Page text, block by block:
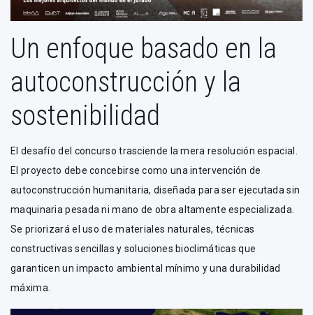
Un enfoque basado en la
autoconstrucción y la
sostenibilidad
El desafío del concurso trasciende la mera resolución espacial.
El proyecto debe concebirse como una intervención de
autoconstrucción humanitaria, diseñada para ser ejecutada sin
maquinaria pesada ni mano de obra altamente especializada.
Se priorizará el uso de materiales naturales, técnicas
constructivas sencillas y soluciones bioclimáticas que
garanticen un impacto ambiental mínimo y una durabilidad
máxima.